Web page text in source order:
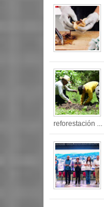
reforestación ...